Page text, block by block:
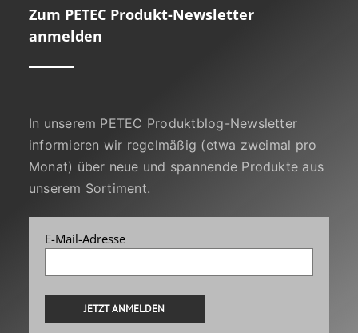
Zum PETEC Produkt-Newsletter
anmelden
In unserem PETEC Produktblog-Newsletter
informieren wir regelmäßig (etwa zweimal pro
Monat) über neue und spannende Produkte aus
unserem Sortiment.
E-Mail-Adresse